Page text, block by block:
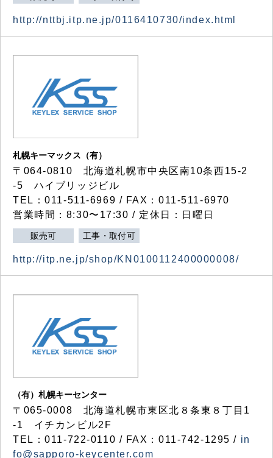
http://nttbj.itp.ne.jp/0116410730/index.html
札幌キーマックス（有）
〒064-0810 北海道札幌市中央区南10条西15-2
-5 ハイブリッジビル
TEL：011-511-6969 / FAX：011-511-6970
営業時間：8:30〜17:30 / 定休日：日曜日
販売可 工事・取付可
http://itp.ne.jp/shop/KN0100112400000008/
（有）札幌キーセンター
〒065-0008 北海道札幌市東区北８条東８丁目1
-1 イチカンビル2F
TEL：011-722-0110 / FAX：011-742-1295 / in
fo@sapporo-keycenter.com